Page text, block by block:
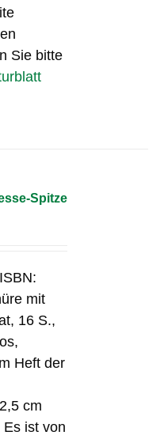
Sie bitte
Spitze
mit
16 S.,
Heft der
cm
ist von